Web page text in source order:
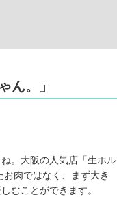
ん。」
。大阪の人気店「生ホル
肉ではなく、まず大き
むことができます。